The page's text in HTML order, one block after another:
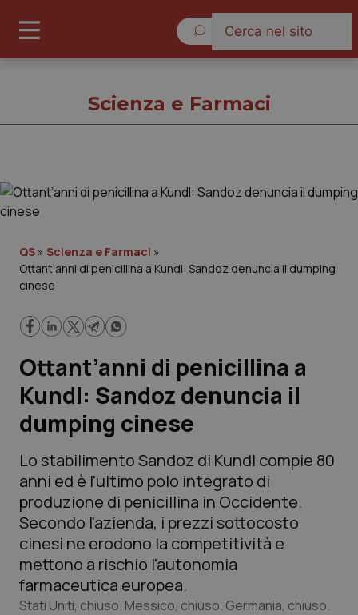
Governo e Parlamento
Regioni e Asl
Lavoro e Professioni
Scienza e Farmaci
Studi e Analisi
Lettere al direttore
Edizioni Regionali
QS Pro
Professionisti Sanitari.AI
Scienza e Farmaci
QS » Scienza e Farmaci »
Ottant’anni di penicillina a Kundl: Sandoz denuncia il dumping
cinese
Ottant’anni di penicillina a
Kundl: Sandoz denuncia il
dumping cinese
Lo stabilimento Sandoz di Kundl compie 80
anni ed è l'ultimo polo integrato di
produzione di penicillina in Occidente.
Secondo l'azienda, i prezzi sottocosto
cinesi ne erodono la competitività e
mettono a rischio l'autonomia
farmaceutica europea.
Stati Uniti, chiuso. Messico, chiuso. Germania, chiuso.